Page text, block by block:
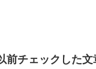
前チェックした